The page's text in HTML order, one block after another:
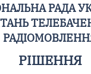
РАДА
РІШЕННЯ